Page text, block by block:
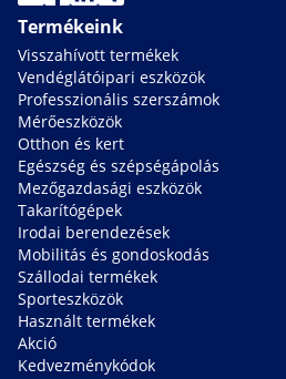
Termékeink
Visszahívott termékek
Vendéglátóipari eszközök
Professzionális szerszámok
Mérőeszközök
Otthon és kert
Egészség és szépségápolás
Mezőgazdasági eszközök
Takarítógépek
Irodai berendezések
Mobilitás és gondoskodás
Szállodai termékek
Sporteszközök
Használt termékek
Akció
Kedvezménykódok